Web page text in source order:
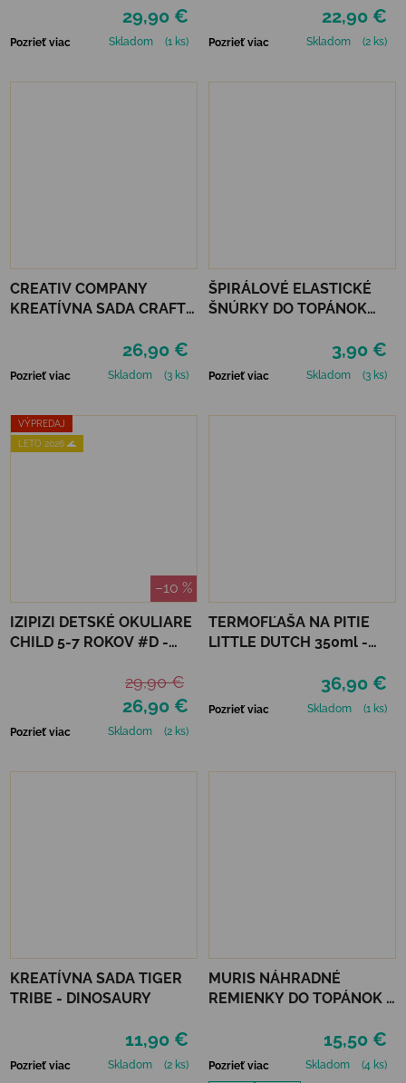
29,90 €
Pozrieť viac Skladom (1 ks)
22,90 €
Pozrieť viac Skladom (2 ks)
CREATIV COMPANY
KREATÍVNA SADA CRAFT
26,90 €
Pozrieť viac Skladom (3 ks)
ŠPIRÁLOVÉ ELASTICKÉ
ŠNÚRKY DO TOPÁNOK
3,90 €
Pozrieť viac Skladom (3 ks)
VÝPREDAJ
LETO 2026 🌊
–10 %
IZIPIZI DETSKÉ OKULIARE
CHILD 5-7 ROKOV #D -
26,90 €
29,90 €
Pozrieť viac Skladom (2 ks)
TERMOFĽAŠA NA PITIE
LITTLE DUTCH 350ml -
36,90 €
Pozrieť viac Skladom (1 ks)
KREATÍVNA SADA TIGER
TRIBE - DINOSAURY
11,90 €
Pozrieť viac Skladom (2 ks)
MURIS NÁHRADNÉ
REMIENKY DO TOPÁNOK 3
15,50 €
Pozrieť viac Skladom
(4 ks)